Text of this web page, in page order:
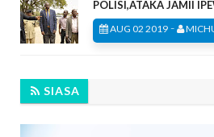
POLISI,ATAKA JAMII
AUG 02 2019 -
SIASA